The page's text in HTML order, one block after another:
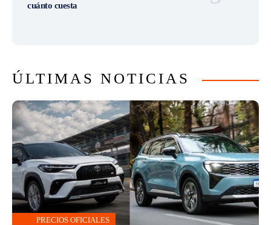
cuánto cuesta
ÚLTIMAS NOTICIAS
PRECIOS OFICIALES